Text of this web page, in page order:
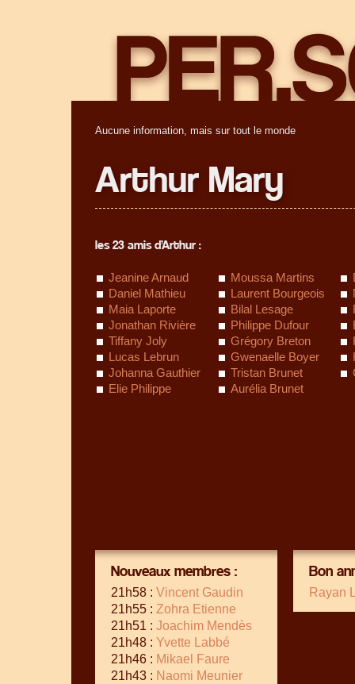
Aucune information, mais sur tout le monde
Arthur Mary
les 23 amis d’Arthur :
Jeanine Arnaud Moussa Martins
Daniel Mathieu
Laurent Bourgeois
Maia Laporte
Bilal Lesage
Jonathan Rivière
Philippe Dufour
Tiffany Joly
Grégory Breton
Lucas Lebrun
Gwenaelle Boyer
Johanna Gauthier
Tristan Brunet
Elie Philippe
Aurélia Brunet
Nouveaux membres :
21h58 : Vincent Gaudin
21h55 : Zohra Etienne
21h51 : Joachim Mendès
21h48 : Yvette Labbé
21h46 : Mikael Faure
21h43 : Naomi Meunier
Bon
Rayan